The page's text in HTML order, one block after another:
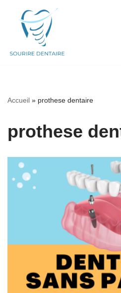
Aller
contenu
Accueil » prothese dentaire
prothese